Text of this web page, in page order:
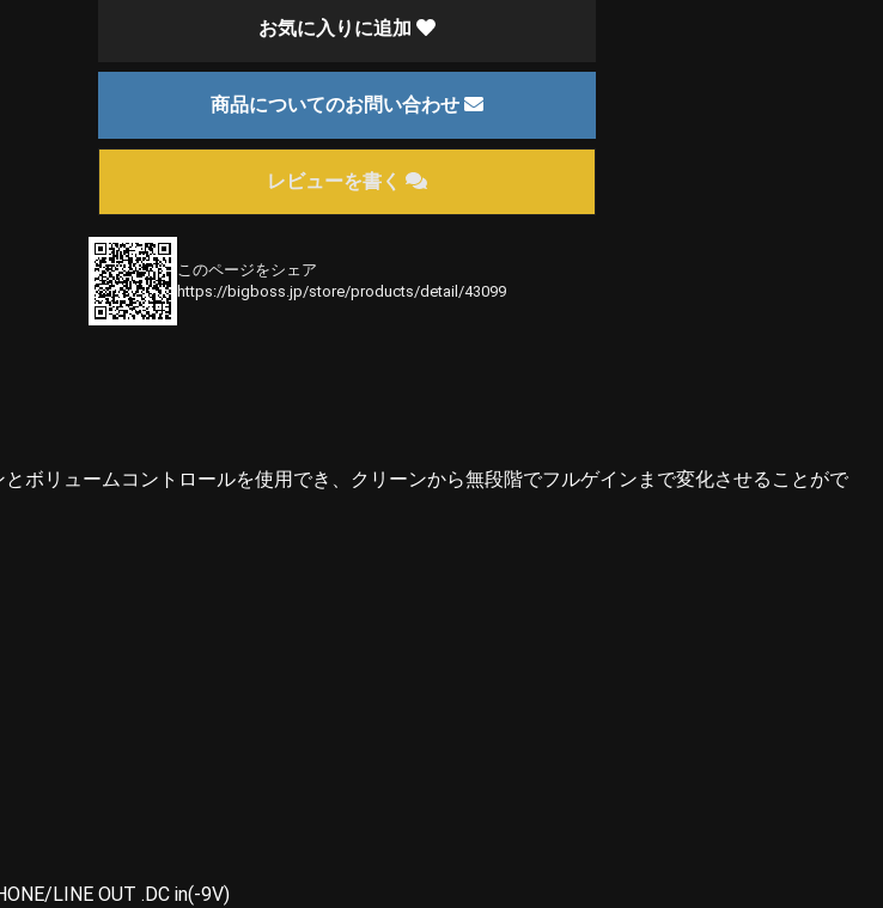
お気に入りに追加
商品についてのお問い合わせ
レビューを書く
このページをシェア
https://bigboss.jp/store/products/detail/43099
ボリュームコントロールを使用でき、クリーンから無段階でフルゲインまで変化させることがで
LINE OUT .DC in(-9V)